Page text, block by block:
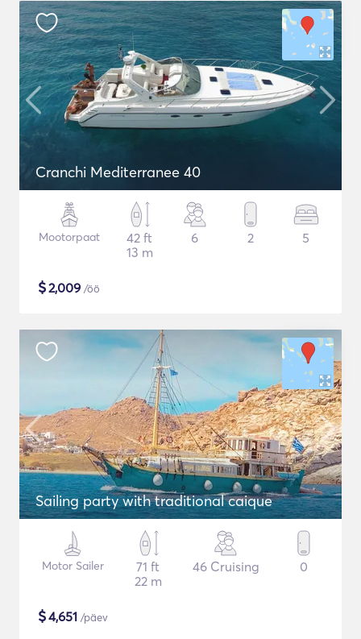
Cranchi Mediterranee 40
Mootorpaat
42 ft
13 m
6 2 5
$2,009 /öö
Sailing party with traditional caique
Motor Sailer
71 ft
22 m
46 Cruising 0
$4,651 /päev